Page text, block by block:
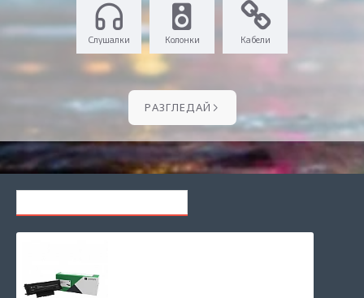
Слушалки Колонки Кабели
PАЗГЛЕДАЙ